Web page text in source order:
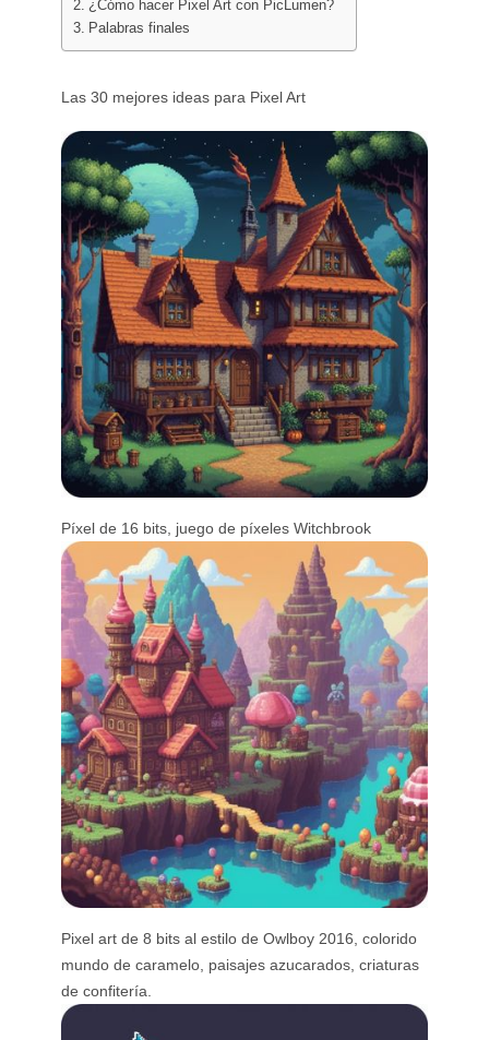
Generador de tatuajes con IA
¿Cómo hacer Pixel Art con PicLumen?
Palabras finales
Las 30 mejores ideas para Pixel Art
Píxel de 16 bits, juego de píxeles Witchbrook
Pixel art de 8 bits al estilo de Owlboy 2016, colorido
mundo de caramelo, paisajes azucarados, criaturas
de confitería.